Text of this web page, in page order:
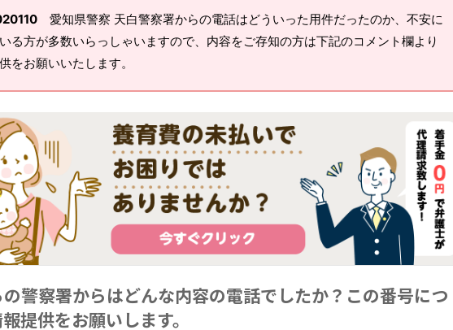
愛知県警察 天白警察署からの電話はどういった用件だったのか、不安に
る方が多数いらっしゃいますので、内容をご存知の方は下記のコメント欄より
をお願いいたします。
の警察署からはどんな内容の電話でしたか？この番号につ
提供をお願いします。